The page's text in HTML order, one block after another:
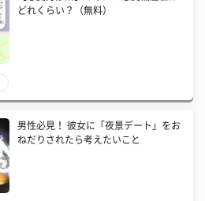
どれくらい？（無料）
男性必見！ 彼女に「夜景デート」をお
ねだりされたら考えたいこと